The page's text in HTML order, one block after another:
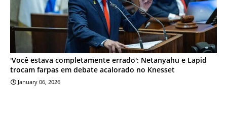
'Você estava completamente errado': Netanyahu e Lapid
trocam farpas em debate acalorado no Knesset
January 06, 2026